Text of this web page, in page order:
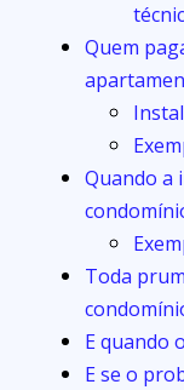
Quem
Quando a
Toda
E quando
E se o